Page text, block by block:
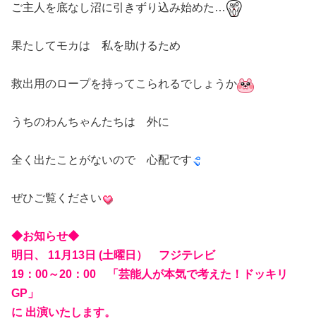
ご主人を底なし沼に引きずり込み始めた…
果たしてモカは 私を助けるため
救出用のロープを持ってこられるでしょうか
うちのわんちゃんたちは 外に
全く出たことがないので 心配です
ぜひご覧ください
◆お知らせ◆
明日、 11月13日 (土曜日） フジテレビ
19：00～20：00 「芸能人が本気で考えた！ドッキリ
GP」
に 出演いたします。